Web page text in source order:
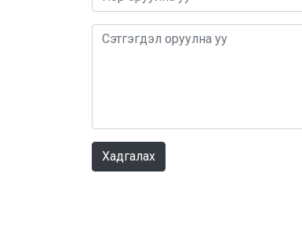
Хадгалах